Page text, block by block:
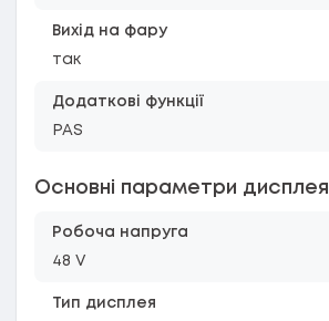
Вихід на фару
так
Додаткові функції
PAS
Основні параметри дисплея
Робоча напруга
48 V
Тип дисплея